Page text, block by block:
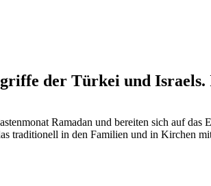
der Türkei und
Ramadan und bereiten sich auf
traditionell in den Familien und in Kirchen